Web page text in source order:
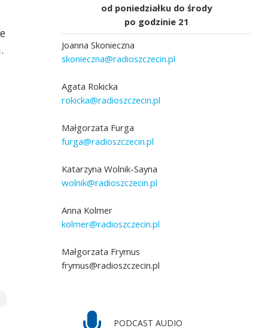
od poniedziałku do środy
po godzinie 21
Joanna Skonieczna
skonieczna@radioszczecin.pl
Agata Rokicka
rokicka@radioszczecin.pl
Małgorzata Furga
furga@radioszczecin.pl
Katarzyna Wolnik-Sayna
wolnik@radioszczecin.pl
Anna Kolmer
kolmer@radioszczecin.pl
Małgorzata Frymus
frymus@radioszczecin.pl
PODCAST AUDIO